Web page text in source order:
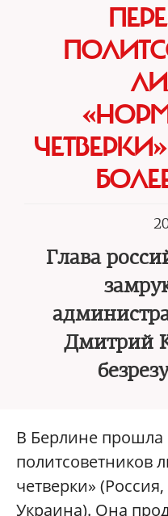
Глава
Дмитрий
В Берлине прошла
политсоветников
четверки»
Украина). Она